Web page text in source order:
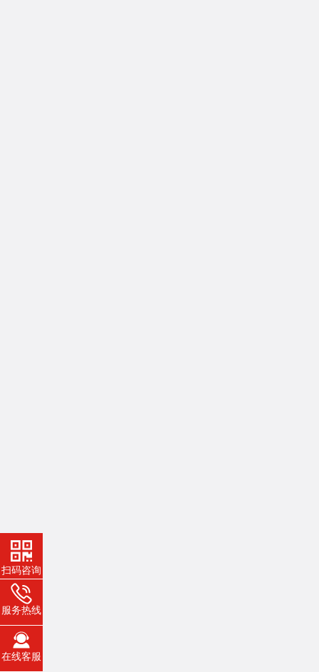
扫码咨询
服务热线
在线客服